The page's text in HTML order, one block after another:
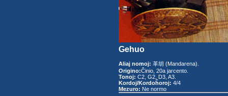
Gehuo
Aliaj nomoj: 革胡 (Mandarena).
Origino:Ĉinio, 20a jarcento.
Tonoj: C2, G2, D3, A3.
Kordoj/Kordoĥoroj: 4/4
Mezuro: Ne normo